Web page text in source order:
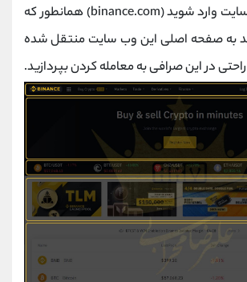
1.ابتدا به این وب سایت وارد شوید (binance.com) همانطور که
به صفحه اصلی این وب سایت منتقل شده
در این صرافی به معامله کردن بپردازید.